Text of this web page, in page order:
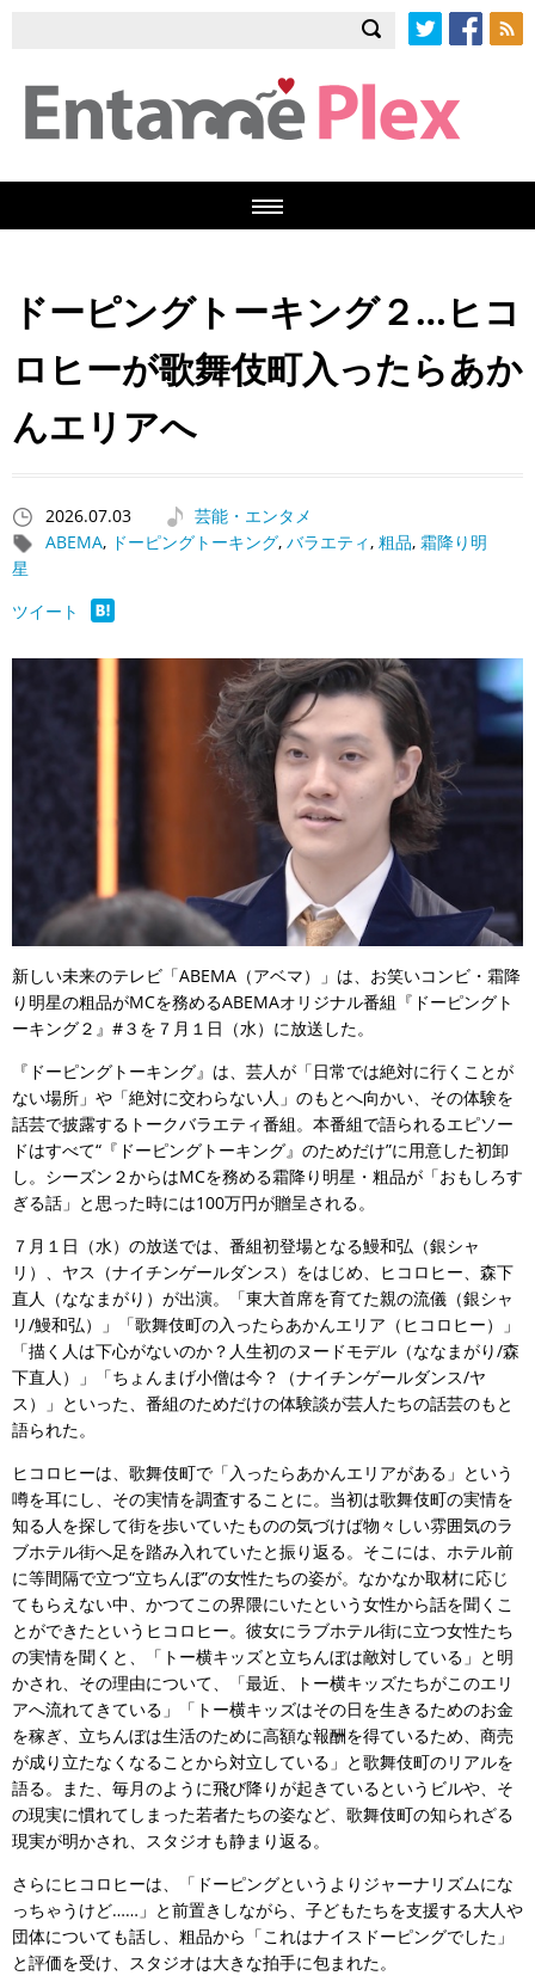
ドーピングトーキング２…ヒコ
ロヒーが歌舞伎町入ったらあか
んエリアへ
2026.07.03
芸能・エンタメ
ABEMA, ドーピングトーキング, バラエティ, 粗品, 霜降り明
星
ツイート
新しい未来のテレビ「ABEMA（アベマ）」は、お笑いコンビ・霜降
り明星の粗品がMCを務めるABEMAオリジナル番組『ドーピングト
ーキング２』#３を７月１日（水）に放送した。
『ドーピングトーキング』は、芸人が「日常では絶対に行くことが
ない場所」や「絶対に交わらない人」のもとへ向かい、その体験を
話芸で披露するトークバラエティ番組。本番組で語られるエピソー
ドはすべて“『ドーピングトーキング』のためだけ”に用意した初卸
し。シーズン２からはMCを務める霜降り明星・粗品が「おもしろす
ぎる話」と思った時には100万円が贈呈される。
７月１日（水）の放送では、番組初登場となる鰻和弘（銀シャ
リ）、ヤス（ナイチンゲールダンス）をはじめ、ヒコロヒー、森下
直人（ななまがり）が出演。「東大首席を育てた親の流儀（銀シャ
リ/鰻和弘）」「歌舞伎町の入ったらあかんエリア（ヒコロヒー）」
「描く人は下心がないのか？人生初のヌードモデル（ななまがり/森
下直人）」「ちょんまげ小僧は今？（ナイチンゲールダンス/ヤ
ス）」といった、番組のためだけの体験談が芸人たちの話芸のもと
語られた。
ヒコロヒーは、歌舞伎町で「入ったらあかんエリアがある」という
噂を耳にし、その実情を調査することに。当初は歌舞伎町の実情を
知る人を探して街を歩いていたものの気づけば物々しい雰囲気のラ
ブホテル街へ足を踏み入れていたと振り返る。そこには、ホテル前
に等間隔で立つ“立ちんぼ”の女性たちの姿が。なかなか取材に応じ
てもらえない中、かつてこの界隈にいたという女性から話を聞くこ
とができたというヒコロヒー。彼女にラブホテル街に立つ女性たち
の実情を聞くと、「トー横キッズと立ちんぼは敵対している」と明
かされ、その理由について、「最近、トー横キッズたちがこのエリ
アへ流れてきている」「トー横キッズはその日を生きるためのお金
を稼ぎ、立ちんぼは生活のために高額な報酬を得ているため、商売
が成り立たなくなることから対立している」と歌舞伎町のリアルを
語る。また、毎月のように飛び降りが起きているというビルや、そ
の現実に慣れてしまった若者たちの姿など、歌舞伎町の知られざる
現実が明かされ、スタジオも静まり返る。
さらにヒコロヒーは、「ドーピングというよりジャーナリズムにな
っちゃうけど……」と前置きしながら、子どもたちを支援する大人や
団体についても話し、粗品から「これはナイスドーピングでした」
と評価を受け、スタジオは大きな拍手に包まれた。